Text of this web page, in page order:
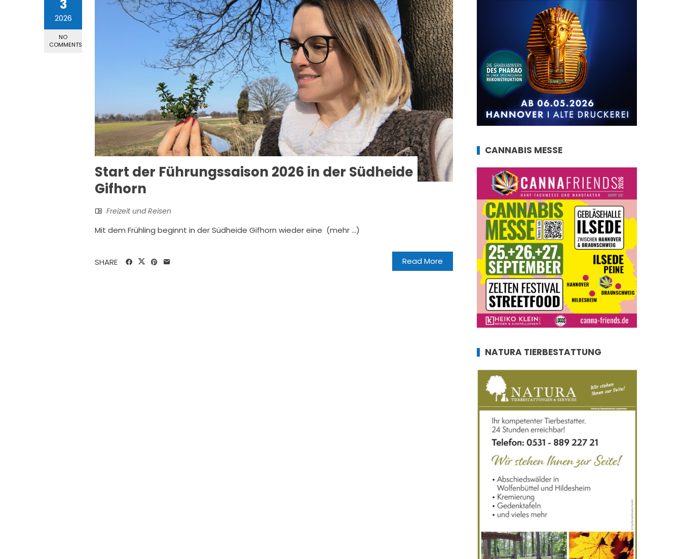
3
2026
NO
COMMENTS
Start der Führungssaison 2026 in der Südheide
Gifhorn
Freizeit und Reisen
Mit dem Frühling beginnt in der Südheide Gifhorn wieder eine (mehr …)
Read More
SHARE
CANNABIS MESSE
NATURA TIERBESTATTUNG